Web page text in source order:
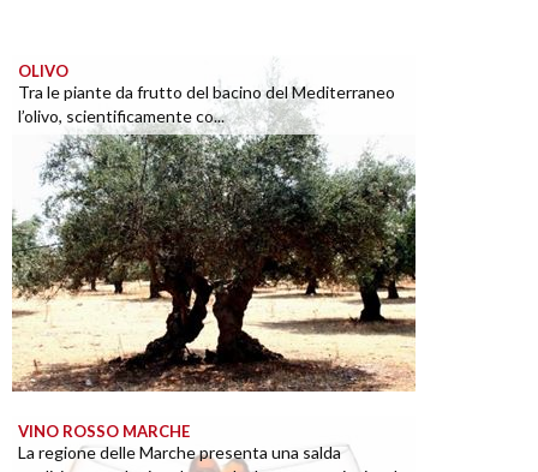
OLIVO
Tra le piante da frutto del bacino del Mediterraneo
l’olivo, scientificamente co...
VINO ROSSO MARCHE
La regione delle Marche presenta una salda